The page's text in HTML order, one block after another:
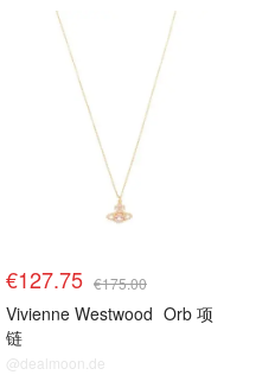
€127.75 €175.00
Vivienne Westwood Orb 项
链
@dealmoon.de